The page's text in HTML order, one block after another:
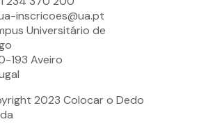
inscricoes@ua.pt
Universitário de
193 Aveiro
2023 Colocar o Dedo